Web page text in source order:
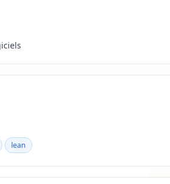
lean